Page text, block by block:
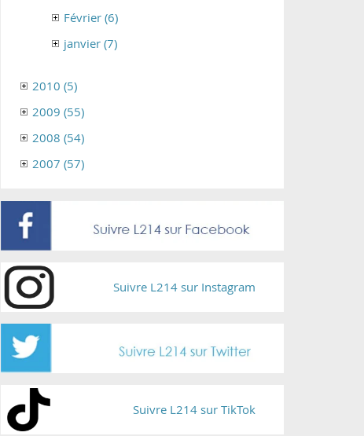
Février (6)
janvier (7)
2010 (5)
2009 (55)
2008 (54)
2007 (57)
Suivre L214 sur Instagram
Suivre L214 sur TikTok